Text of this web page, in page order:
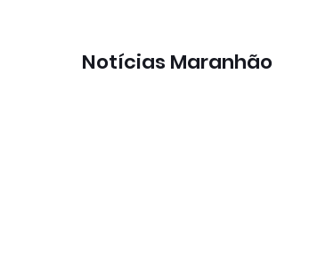
Notícias Maranhão